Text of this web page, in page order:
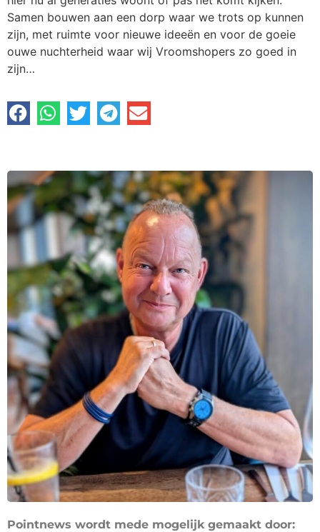
Samen bouwen aan een dorp waar we trots op kunnen
zijn, met ruimte voor nieuwe ideeën en voor de goeie
ouwe nuchterheid waar wij Vroomshopers zo goed in
zijn…
Pointnews wordt mede mogelijk gemaakt door: